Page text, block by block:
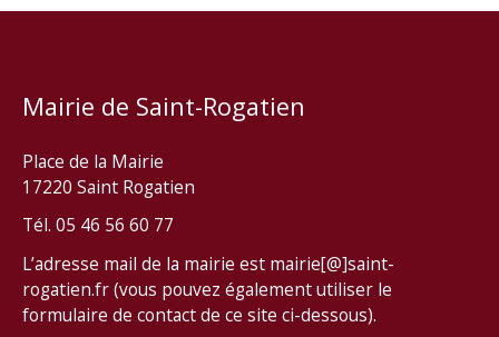
Mairie de Saint-Rogatien
Place de la Mairie
17220 Saint Rogatien
Tél. 05 46 56 60 77
L’adresse mail de la mairie est mairie[@]saint-
rogatien.fr (vous pouvez également utiliser le
formulaire de contact de ce site ci-dessous).